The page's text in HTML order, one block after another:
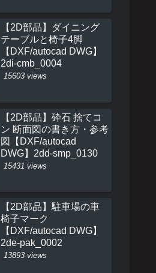
【2D部品】ダイニング
テーブルと椅子4脚
【DXF/autocad DWG】
2di-cmb_0004
15603 views
【2D部品】砕石 捨てコ
ン 断面図の書き方・参考
図【DXF/autocad
DWG】2dd-smp_0130
15431 views
【2D部品】駐車場の車
椅子マーク
【DXF/autocad DWG】
2de-pak_0002
13893 views